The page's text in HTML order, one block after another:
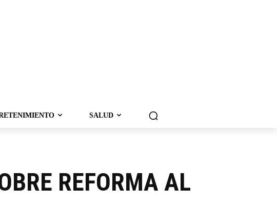
SALUD
REFORMA AL